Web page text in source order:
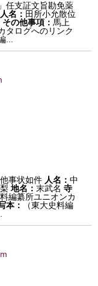
任支証文旨勘免薬
人名： 田所小允散位
その他事項： 馬上
タログへのリンク
...
事状如件 人名：中
地名：末武名 寺
料編纂所ユニオンカ
本：
（東大史料編